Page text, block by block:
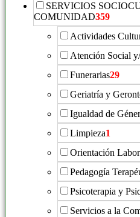
SERVICIOS
COMUNIDAD359
Actividades
Atención Social
Funerarias29
Geriatría y
Igualdad de
Limpieza1
Orientación
Pedagogía
Psicoterapia y
Servicios a la